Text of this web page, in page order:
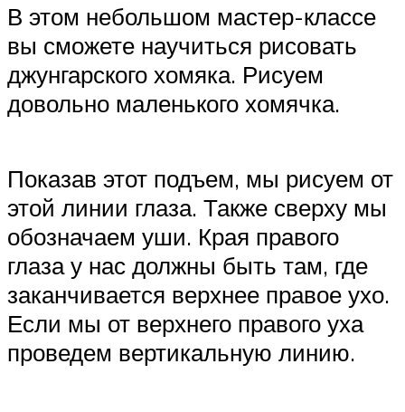
В этом небольшом мастер-классе
вы сможете научиться рисовать
джунгарского хомяка. Рисуем
довольно маленького хомячка.
Показав этот подъем, мы рисуем от
этой линии глаза. Также сверху мы
обозначаем уши. Края правого
глаза у нас должны быть там, где
заканчивается верхнее правое ухо.
Если мы от верхнего правого уха
проведем вертикальную линию.